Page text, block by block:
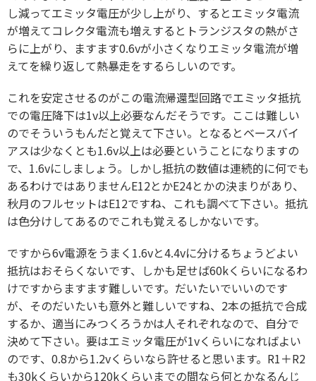
し減ってエミッタ電圧が少し上がり、するとエミッタ電流
が増えてコレクタ電流も増えするとトランジスタの熱がさ
らに上がり、ますます0.6vが小さくなりエミッタ電流が増
えてを繰り返して熱暴走をするらしいのです。
これを安定させるのがこの電流帰還型回路でエミッタ抵抗
での電圧降下は1v以上必要なんだそうです。ここは難しい
のでそういうもんだと覚えて下さい。となるとベースバイ
アスは少なくとも1.6v以上は必要ということになりますの
で、1.6vにしましょう。しかし抵抗の数値は連続的に何でも
あるわけではありませんE12とかE24とかの決まりがあり、
秋月のフルセットはE12ですね、これも調べて下さい。抵抗
は色分けしてあるのでこれも覚えるしかないです。
ですから6v電源をうまく1.6vと4.4vに分けるちょうどよい
抵抗はおそらくないです、しかも足せば60kくらいになるわ
けですからますます難しいです。だいたいでいいのです
が、そのだいたいも意外と難しいですね、2本の抵抗で合成
するか、適当にみつくろうかは人それぞれなので、自分で
決めて下さい。要はエミッタ電圧が1vくらいになればよい
のです、0.8から1.2vくらいなら許せると思います。R1＋R2
も30kくらいから120kくらいまでの間なら何とかなるんじ